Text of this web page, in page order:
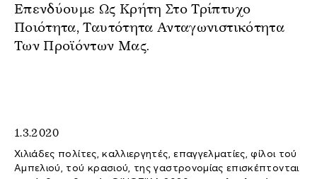
Επενδύουμε Ως Κρήτη Στο Τρίπτυχο
Ποιότητα, Ταυτότητα Ανταγωνιστικότητα
Των Προϊόντων Μας.
1.3.2020
Χιλιάδες πολίτες, καλλιεργητές, επαγγελματίες, φίλοι τού
Αμπελιού, τού κρασιού, της γαστρονομίας επισκέπτονται